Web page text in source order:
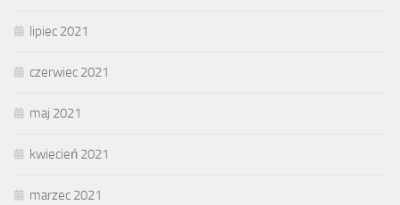
lipiec 2021
czerwiec 2021
maj 2021
kwiecień 2021
marzec 2021